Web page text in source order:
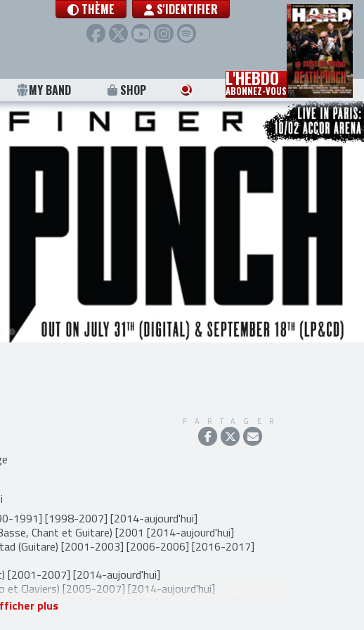
THÈME S'IDENTIFIER
MY BAND SHOP L'HEBDO
ABONNEZ-VOUS
PARTAGER
1991] [1998-2007] [2014-aujourd'hui]
Chant et Guitare) [2001 [2014-aujourd'hui]
(Guitare) [2001-2003] [2006-2006] [2016-2017]
[2001-2007] [2014-aujourd'hui]
et Claviers) [2005-2007] [2014-aujourd'hui]
et Theremin) [2003-2006] [2014-aujourd'hui]
[2016-aujourd'hui]
plus